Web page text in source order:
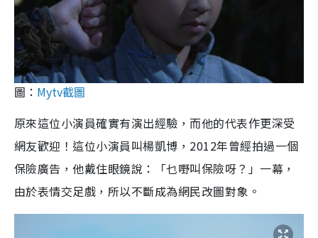
圖： Mytv截圖
原來這位小演員確實有演出經驗，而他的代表作更深受
網友歡迎！這位小演員叫楊凱博，2012年曾經拍過一個
保險廣告，他戴住眼鏡說：「乜嘢叫保險呀？」一幕，
由於表情交足戲，所以不斷成為網民改圖對象。